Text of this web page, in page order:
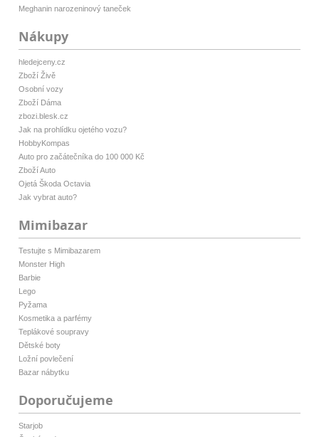
Meghanin narozeninový taneček
Nákupy
hledejceny.cz
Zboží Živě
Osobní vozy
Zboží Dáma
zbozi.blesk.cz
Jak na prohlídku ojetého vozu?
HobbyKompas
Auto pro začátečníka do 100 000 Kč
Zboží Auto
Ojetá Škoda Octavia
Jak vybrat auto?
Mimibazar
Testujte s Mimibazarem
Monster High
Barbie
Lego
Pyžama
Kosmetika a parfémy
Teplákové soupravy
Dětské boty
Ložní povlečení
Bazar nábytku
Doporučujeme
Starjob